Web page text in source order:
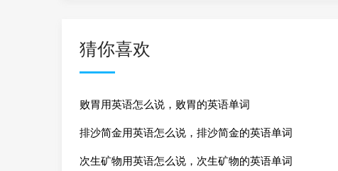
猜你喜欢
败胃用英语怎么说，败胃的英语单词
排沙简金用英语怎么说，排沙简金的英语单词
次生矿物用英语怎么说，次生矿物的英语单词